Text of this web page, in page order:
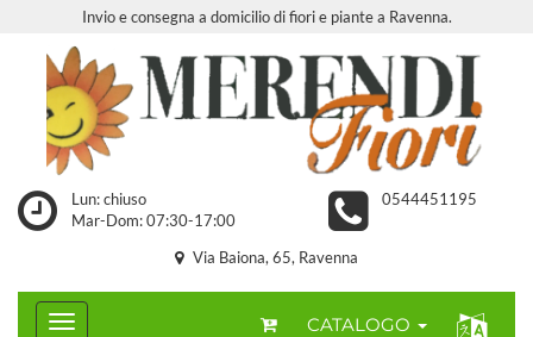
Invio e consegna a domicilio di fiori e piante a Ravenna.
Lun: chiuso
Mar-Dom: 07:30-17:00
0544451195
Via Baiona, 65, Ravenna
CATALOGO